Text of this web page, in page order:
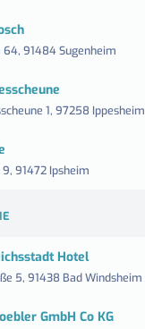
91484 Sugenheim
1, 97258 Ippesheim
91472 Ipsheim
Hotel
5, 91438 Bad Windsheim
GmbH Co KG